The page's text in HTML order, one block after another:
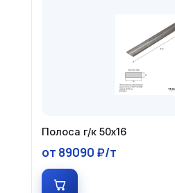
Полоса г/к 50х16
от 89090 ₽/т